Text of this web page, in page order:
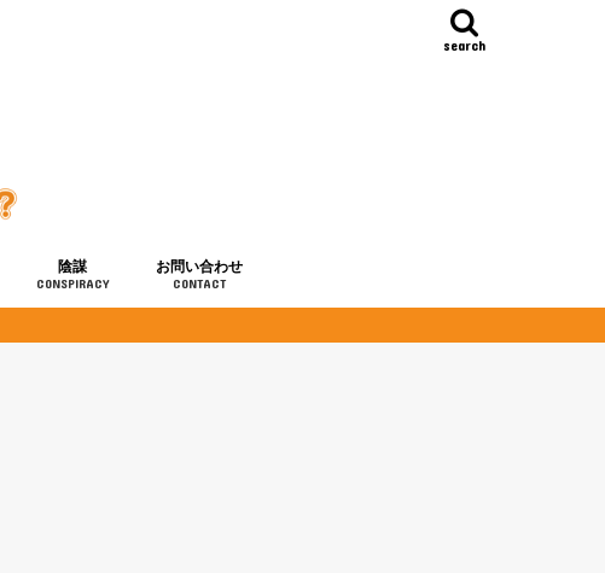
search
陰謀
CONSPIRACY
お問い合わせ
CONTACT